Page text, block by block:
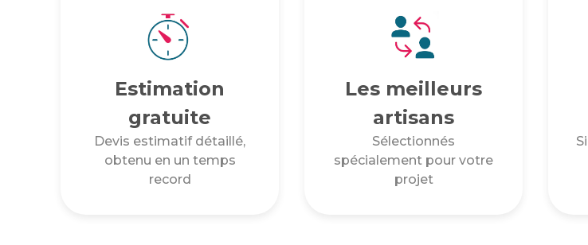
Estimation
gratuite
Devis estimatif détaillé,
obtenu en un temps
record
Les meilleurs
artisans
Sélectionnés
spécialement pour votre
projet